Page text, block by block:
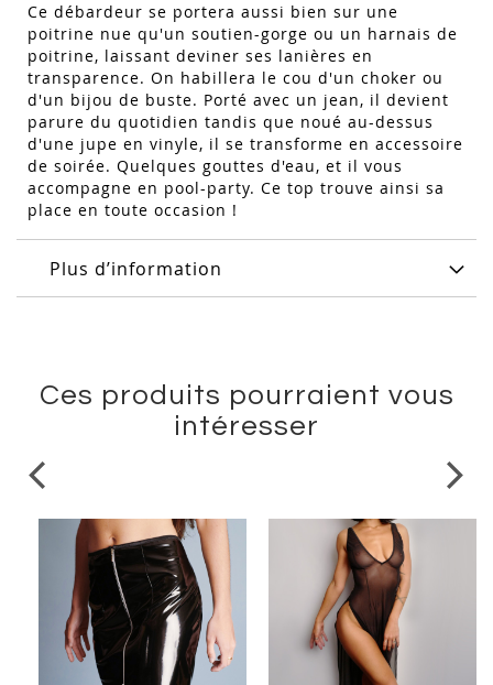
Ce débardeur se portera aussi bien sur une
poitrine nue qu'un soutien-gorge ou un harnais de
poitrine, laissant deviner ses lanières en
transparence. On habillera le cou d'un choker ou
d'un bijou de buste. Porté avec un jean, il devient
parure du quotidien tandis que noué au-dessus
d'une jupe en vinyle, il se transforme en accessoire
de soirée. Quelques gouttes d'eau, et il vous
accompagne en pool-party. Ce top trouve ainsi sa
place en toute occasion !
Plus d’information
Ces produits pourraient vous
intéresser